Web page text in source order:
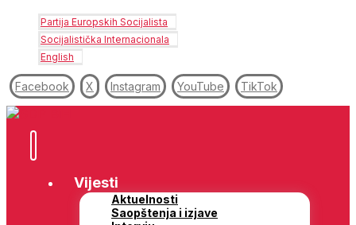
Partija Europskih Socijalista
Socijalistička Internacionala
English
Facebook X Instagram YouTube TikTok
Vijesti
Aktuelnosti
Saopštenja i izjave